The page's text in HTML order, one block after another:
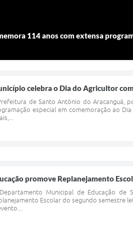
114 anos com extensa
celebra o Dia do Agricultor
de Santo Antônio do Aracanguá,
especial em comemoração ao
promove Replanejamento
Municipal de Educação de
Escolar do segundo semestre